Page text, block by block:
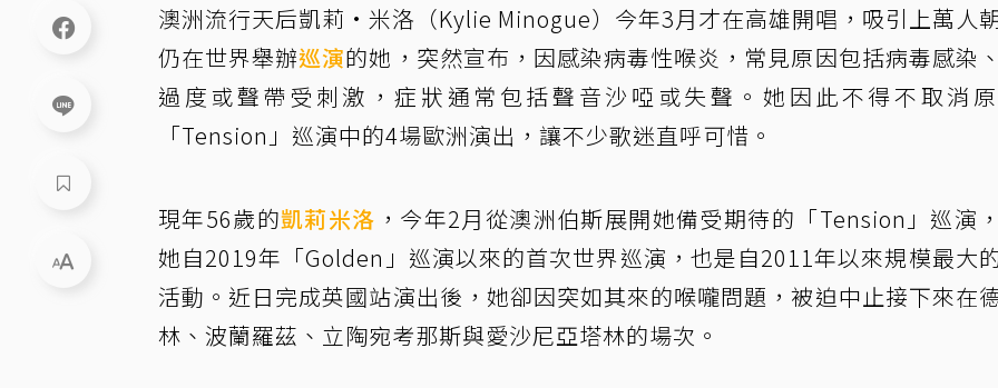
澳洲流行天后凱莉·米洛（Kylie Minogue）今年3月才在高雄開唱，吸引上萬人
仍在世界舉辦巡演的她，突然宣布，因感染病毒性喉炎，常見原因包括病毒感染
過度或聲帶受刺激，症狀通常包括聲音沙啞或失聲。她因此不得不取消
「Tension」巡演中的4場歐洲演出，讓不少歌迷直呼可惜。
現年56歲的凱莉米洛 ，今年2月從澳洲伯斯展開她備受期待的「Tension」巡演
她自2019年「Golden」巡演以來的首次世界巡演，也是自2011年以來規模最大
活動。近日完成英國站演出後，她卻因突如其來的喉嚨問題，被迫中止接下來在
林、波蘭羅茲、立陶宛考那斯與愛沙尼亞塔林的場次。